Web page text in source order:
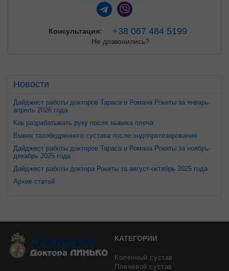
Новости
Дайджест работы докторов Тараса и Романа Рокиты за январь-
апрель 2026 года
Как разрабатывать руку после вывиха плеча
Вывих тазобедренного сустава после эндопротезирования
Дайджест работы докторов Тараса и Романа Рокиты за ноябрь-
декабрь 2025 года
Дайджест работы доктора Рокиты за август-октябрь 2025 года
Архив статей
Консультация: +38 067 484 5199
Не дозвонились?
КАТЕГОРИИ
Коленный сустав
Плечевой сустав